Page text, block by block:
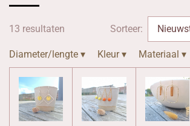
13 resultaten Sorteer:
Diameter/lengte ▾ Kleur▾ Materiaal ▾